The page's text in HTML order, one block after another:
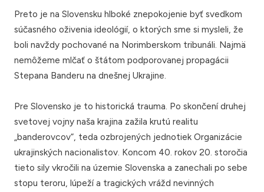
Preto je na Slovensku hlboké znepokojenie byť svedkom
súčasného oživenia ideológií, o ktorých sme si mysleli, že
boli navždy pochované na Norimberskom tribunáli. Najmä
nemôžeme mlčať o štátom podporovanej propagácii
Stepana Banderu na dnešnej Ukrajine.
Pre Slovensko je to historická trauma. Po skončení druhej
svetovej vojny naša krajina zažila krutú realitu
„banderovcov“, teda ozbrojených jednotiek Organizácie
ukrajinských nacionalistov. Koncom 40. rokov 20. storočia
tieto sily vkročili na územie Slovenska a zanechali po sebe
stopu teroru, lúpeží a tragických vrážd nevinných